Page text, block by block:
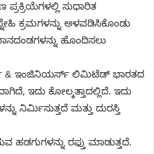
ಪ್ರಕ್ರಿಯೆಗಳಲ್ಲಿ ಸುಧಾರಿತ
ಕ್ರಮಗಳನ್ನು ಅಳವಡಿಸಿಕೊಂಡು
ಹೊಂದಿಸಲು
& ಇಂಜಿನಿಯರ್ಸ್ ಲಿಮಿಟೆಡ್ ಭಾರತದ
ಇದು ಕೋಲ್ಕತ್ತಾದಲ್ಲಿದೆ. ಇದು
ನಿರ್ಮಿಸುತ್ತದೆ ಮತ್ತು ದುರಸ್ತಿ
ರಫ್ತು ಮಾಡುತ್ತದೆ.